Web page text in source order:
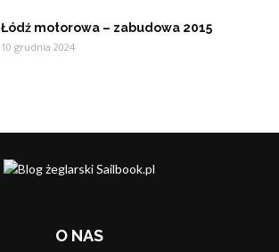
Łódź motorowa – zabudowa 2015
10 grudnia 2024
O NAS